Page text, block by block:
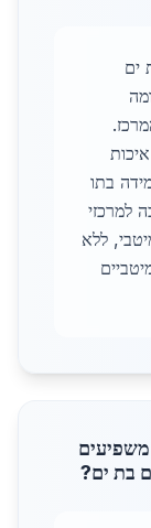
ים
בתו
למרכזי
ללא
משפיעים
בת ים?